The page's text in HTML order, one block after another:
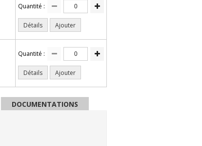
Quantité :
Détails Ajouter
Quantité :
Détails Ajouter
DOCUMENTATIONS